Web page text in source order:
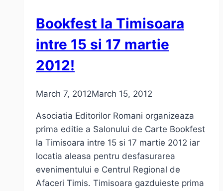
ROMEXPO
Bookfest la Timisoara
intre 15 si 17 martie
2012!
March 7, 2012March 15, 2012
Asociatia Editorilor Romani organizeaza
prima editie a Salonului de Carte Bookfest
la Timisoara intre 15 si 17 martie 2012 iar
locatia aleasa pentru desfasurarea
evenimentului e Centrul Regional de
Afaceri Timis. Timisoara gazduieste prima